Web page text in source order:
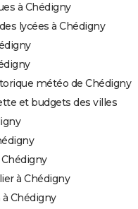
à Chédigny
lycées à Chédigny
météo de Chédigny
et budgets des villes
à Chédigny
Chédigny